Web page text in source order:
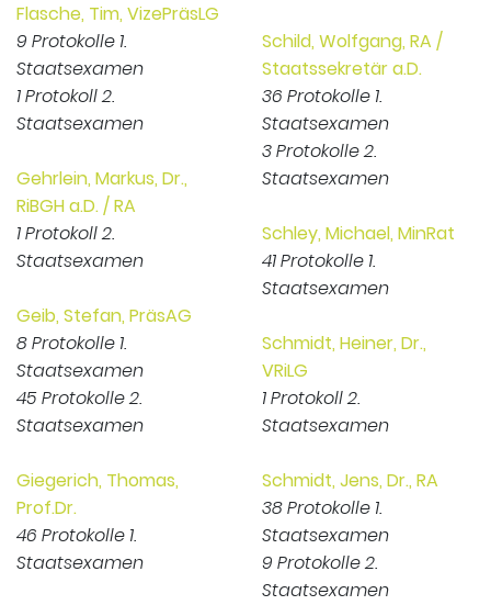
Flasche, Tim, VizePräsLG
9 Protokolle 1.
Staatsexamen
1 Protokoll 2.
Staatsexamen
Gehrlein, Markus, Dr.,
RiBGH a.D. / RA
1 Protokoll 2.
Staatsexamen
Geib, Stefan, PräsAG
8 Protokolle 1.
Staatsexamen
45 Protokolle 2.
Staatsexamen
Giegerich, Thomas,
Prof.Dr.
46 Protokolle 1.
Staatsexamen
Schild, Wolfgang, RA /
Staatssekretär a.D.
36 Protokolle 1.
Staatsexamen
3 Protokolle 2.
Staatsexamen
Schley, Michael, MinRat
41 Protokolle 1.
Staatsexamen
Schmidt, Heiner, Dr.,
VRiLG
1 Protokoll 2.
Staatsexamen
Schmidt, Jens, Dr., RA
38 Protokolle 1.
Staatsexamen
9 Protokolle 2.
Staatsexamen